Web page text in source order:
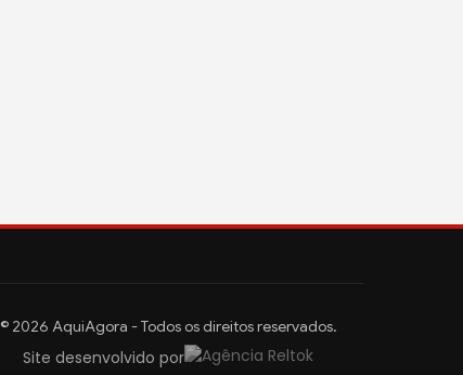
© 2026 AquiAgora - Todos os direitos reservados.
Site desenvolvido por